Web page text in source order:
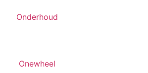
Onderhoud
Onewheel